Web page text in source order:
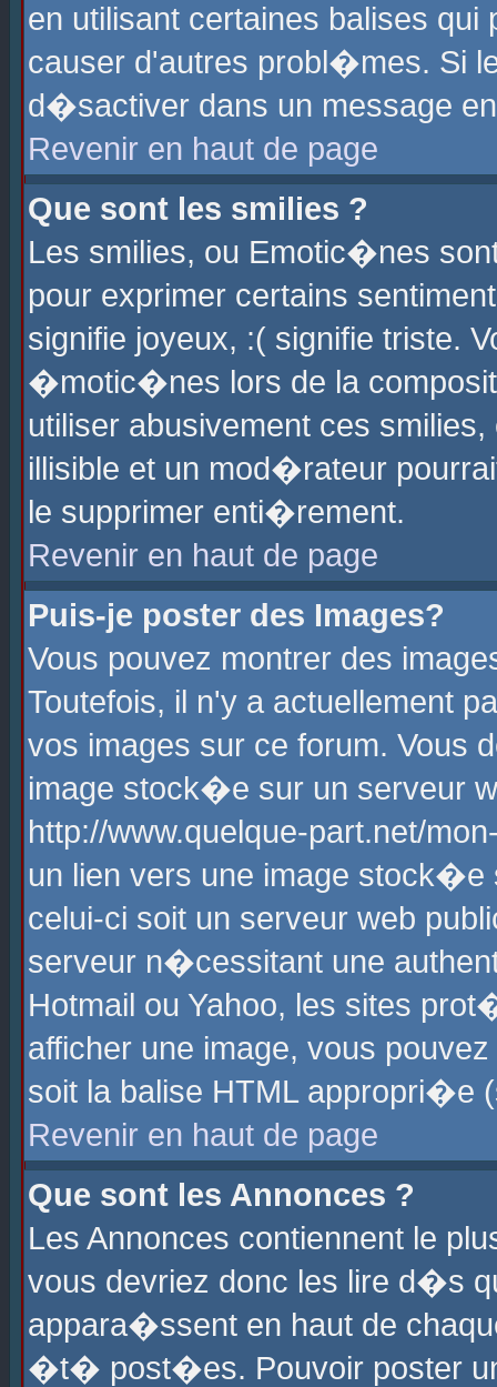
en utilisant certaines balises
causer d'autres probl�mes. Si
d�sactiver dans un message
Revenir en haut de page
Que sont les smilies ?
Les smilies, ou Emotic�nes
pour exprimer certains
signifie joyeux, :( signifie triste.
�motic�nes lors de la
utiliser abusivement ces
illisible et un mod�rateur
le supprimer enti�rement.
Revenir en haut de page
Puis-je poster des Images?
Vous pouvez montrer des
Toutefois, il n'y a actuellement
vos images sur ce forum. Vous
image stock�e sur un serveur
http://www.quelque-part.net/
un lien vers une image
celui-ci soit un serveur web
serveur n�cessitant une
Hotmail ou Yahoo, les sites
afficher une image, vous
soit la balise HTML
Revenir en haut de page
Que sont les Annonces ?
Les Annonces contiennent le
vous devriez donc les lire d�s
appara�ssent en haut de
�t� post�es. Pouvoir poster